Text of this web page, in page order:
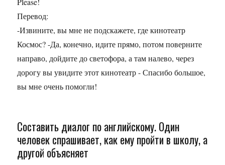
Перевод:
-Извините, вы мне не подскажете, где кинотеатр
Космос? -Да, конечно, идите прямо, потом поверните
направо, дойдите до светофора, а там налево, через
дорогу вы увидите этот кинотеатр - Спасибо большое,
вы мне очень помогли!
Составить диалог по английскому. Один
человек спрашивает, как ему пройти в школу, а
другой объясняет